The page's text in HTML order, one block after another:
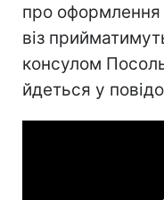
про оформлення
віз
консулом
йдеться у